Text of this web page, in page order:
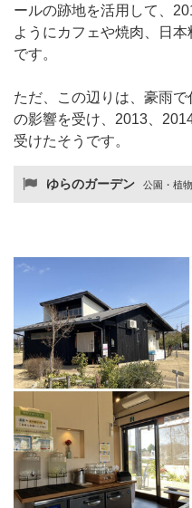
ールの跡地を活用して、
ようにカフェや焼肉、日
です。
ただ、この辺りは、豪雨
の影響を受け、2013、
受けたそうです。
ゆらのガーデン 公園・植